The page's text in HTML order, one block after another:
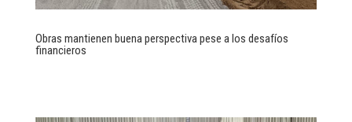
Obras mantienen buena perspectiva pese a los desafíos
financieros